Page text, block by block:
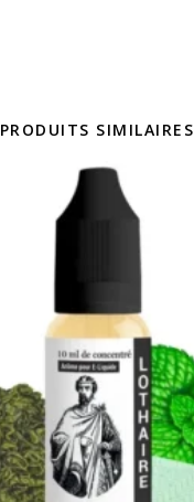
PRODUITS SIMILAIRES